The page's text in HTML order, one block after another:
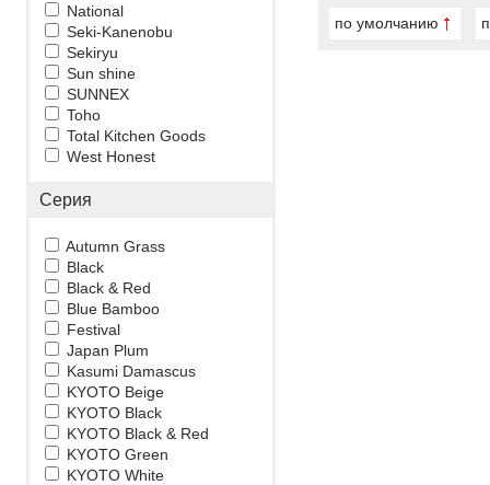
National
Seki-Kanenobu
Sekiryu
Sun shine
SUNNEX
Toho
Total Kitchen Goods
West Honest
Серия
Autumn Grass
Black
Black & Red
Blue Bamboo
Festival
Japan Plum
Kasumi Damascus
KYOTO Beige
KYOTO Black
KYOTO Black & Red
KYOTO Green
KYOTO White
по умолчанию